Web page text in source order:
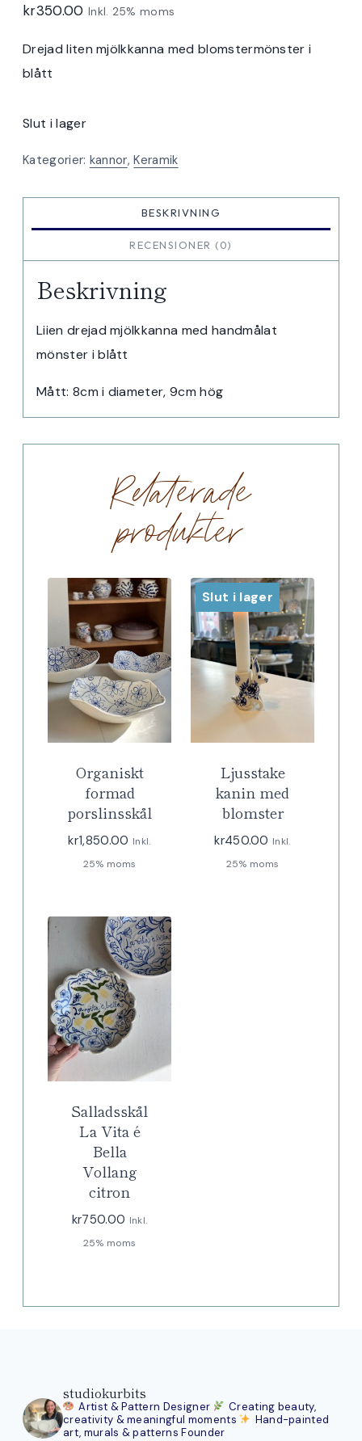
kr350.00 Inkl. 25% moms
Drejad liten mjölkkanna med blomstermönster i
blått
Slut i lager
Kategorier: kannor,Keramik
BESKRIVNING
RECENSIONER (0)
Beskrivning
Liien drejad mjölkkanna med handmålat
mönster i blått
Mått: 8cm i diameter, 9cm hög
Relaterade
produkter
Organiskt
formad
porslinsskål
kr1,850.00 Inkl.
25% moms
Slut i lager
Ljusstake
kanin med
blomster
kr450.00 Inkl.
25% moms
Salladsskål
La Vita é
Bella
Vollang
citron
kr750.00 Inkl.
25% moms
studiokurbits
Artist & Pattern Designer
Creating beauty,
creativity & meaningful moments
Hand-painted
art, murals & patterns Founder